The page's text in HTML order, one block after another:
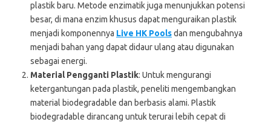
plastik baru. Metode enzimatik juga menunjukkan potensi
besar, di mana enzim khusus dapat menguraikan plastik
menjadi komponennya Live HK Poolsdan mengubahnya
menjadi bahan yang dapat didaur ulang atau digunakan
sebagai energi.
Material Pengganti Plastik: Untuk mengurangi
ketergantungan pada plastik, peneliti mengembangkan
material biodegradable dan berbasis alami. Plastik
biodegradable dirancang untuk terurai lebih cepat di